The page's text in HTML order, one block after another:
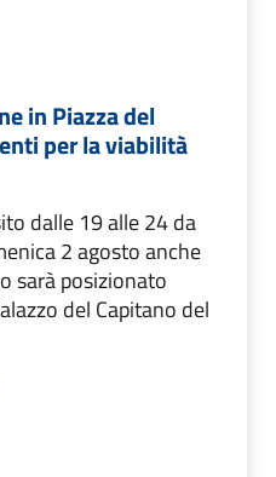
in Piazza del
per la viabilità
dalle 19 alle 24 da
2 agosto anche
sarà posizionato
del Capitano del